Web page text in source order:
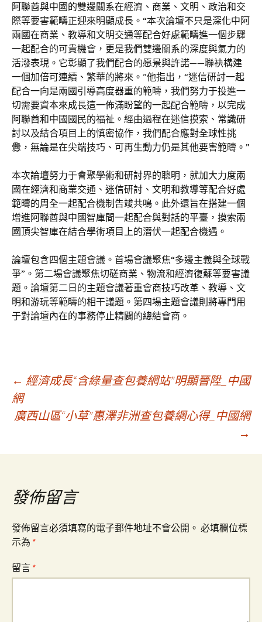
阿聯酋與中國的雙邊關系在經濟、商業、文明、政治和交
際等要害範疇正迎來明顯成長。“本次論壇不只是深化中阿
兩國在商業、教導和文明交通等配合好處範疇進一個步驟
一起配合的可貴機會，更是我們雙邊關系的深度與氣力的
活潑表現。它彰顯了我們配合的愿景與許諾——聯袂構建
一個加倍可連續、繁華的將來。”他指出，“迷信研討一起
配合一向是兩國引導高度器重的範疇，我們努力于投進一
切需要資本來成長這一佈滿盼望的一起配合範疇，以完成
阿聯酋和中國國民的福祉。經由過程在迷信摸索、常識研
討以及結合項目上的慎密協作，我們配合應對全球性挑
釁，無論是在尖端技巧、可再生動力仍是其他要害範疇。”
本次論壇努力于會聚學術和研討界的聰明，就加大力度兩
國在經濟和商業交通、迷信研討、文明和教導等配合好處
範疇的周全一起配合機制告竣共鳴。此外還旨在搭建一個
增進阿聯酋與中國智庫間一起配合與對話的平臺，摸索兩
國頂尖智庫在結合學術項目上的潛伏一起配合機遇。
論壇包含四個主題會議。首場會議聚焦“多邊主義與全球戰
爭”。第二場會議聚焦切磋商業、物流和經濟復蘇等要害議
題。論壇第二日的主題會議著重會商技巧改革、教導、文
明和游玩等範疇的相干議題。第四場主題會議則將專門用
于對論壇內在的事務停止精闢的總結會商。
文
章
導
覽
← 經濟成長“含綠量查包養網站”明顯晉陞_中國
網
廣西山區“小草”惠澤非洲查包養網心得_中國網
→
發佈留言
發佈留言必須填寫的電子郵件地址不會公開。 必填欄位標
示為 *
留言 *